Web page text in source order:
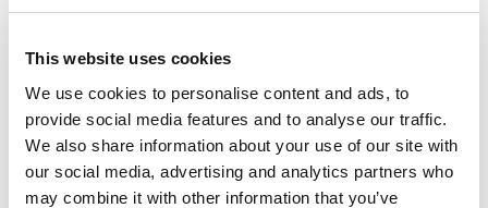
This website uses cookies
We use cookies to personalise content and ads, to
provide social media features and to analyse our traffic.
We also share information about your use of our site with
our social media, advertising and analytics partners who
may combine it with other information that you’ve
großen Teil der Ausgaben von Unternehmen dar. Die
Daten verwendet, ermöglicht es Ihnen, kritische
Entscheidungen zu treffen, um die Speicherüberlaufkosten
auf akzeptable Grenzen zu senken oder anderweitig die
Speicherstrukturen zu optimieren.